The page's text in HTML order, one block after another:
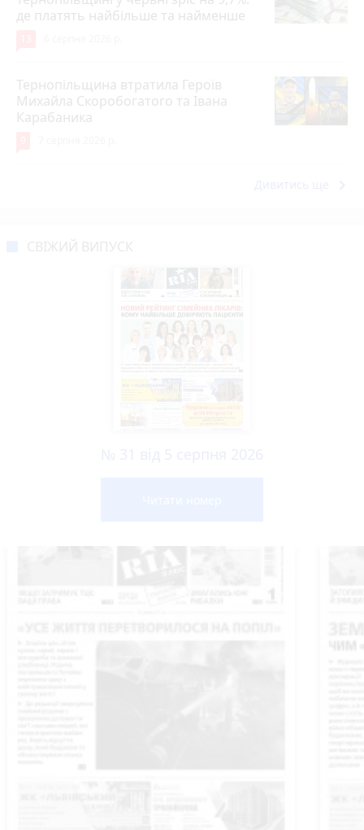
де платять найбільше та найменше
Тернопільщина втратила Героїв
Михайла Скоробогатого та Івана
Карабаника